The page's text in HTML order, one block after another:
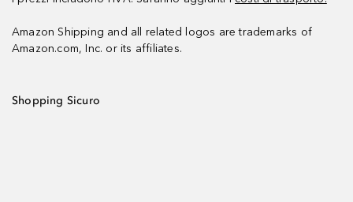
Amazon Shipping and all related logos are trademarks of
Amazon.com, Inc. or its affiliates.
Shopping Sicuro